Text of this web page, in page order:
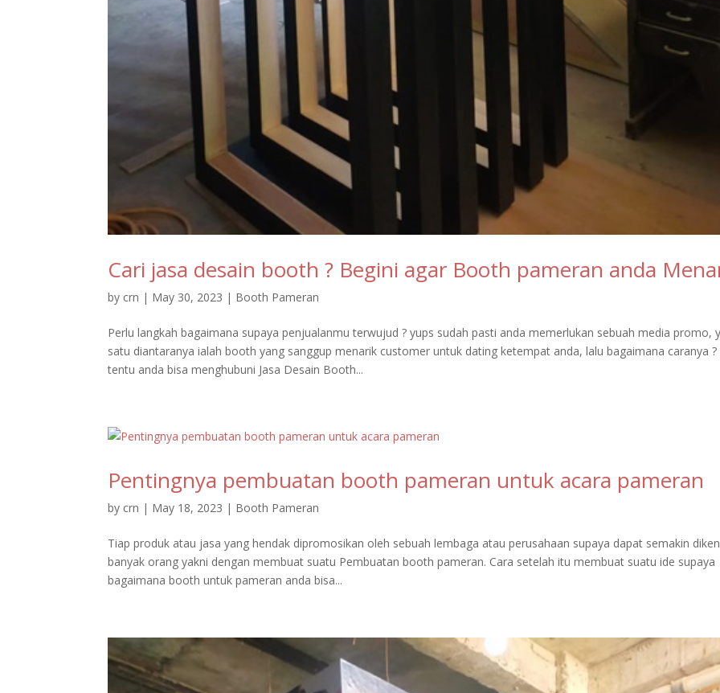
Cari jasa desain booth ? Begini agar Booth pameran anda
by crn | May 30, 2023 | Booth Pameran
Perlu langkah bagaimana supaya penjualanmu terwujud ? yups sudah pasti anda memerlukan sebuah media promo,
satu diantaranya ialah booth yang sanggup menarik customer untuk dating ketempat anda, lalu bagaimana caranya ?
tentu anda bisa menghubuni Jasa Desain Booth...
Pentingnya pembuatan booth pameran untuk acara pameran
by crn | May 18, 2023 | Booth Pameran
Tiap produk atau jasa yang hendak dipromosikan oleh sebuah lembaga atau perusahaan supaya dapat semakin
banyak orang yakni dengan membuat suatu Pembuatan booth pameran. Cara setelah itu membuat suatu ide supaya
bagaimana booth untuk pameran anda bisa...